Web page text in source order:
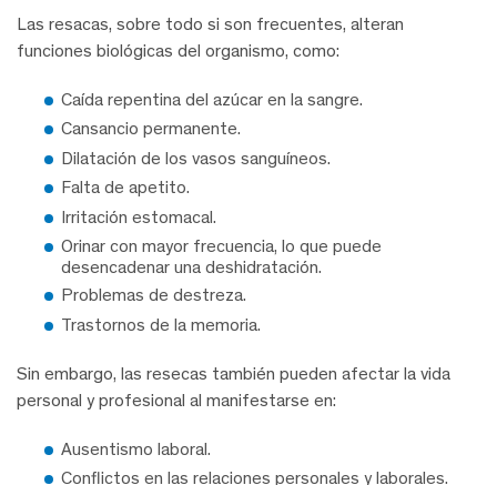
Las resacas, sobre todo si son frecuentes, alteran
funciones biológicas del organismo, como:
Caída repentina del azúcar en la sangre.
Cansancio permanente.
Dilatación de los vasos sanguíneos.
Falta de apetito.
Irritación estomacal.
Orinar con mayor frecuencia, lo que puede
desencadenar una deshidratación.
Problemas de destreza.
Trastornos de la memoria.
Sin embargo, las resecas también pueden afectar la vida
personal y profesional al manifestarse en:
Ausentismo laboral.
Conflictos en las relaciones personales y laborales.